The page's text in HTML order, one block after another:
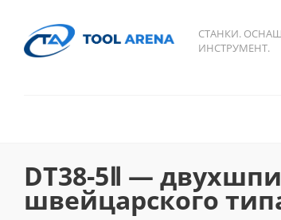
СТАНКИ.
ИНСТРУМЕНТ.
DT38-5Ⅱ —
швейцарского